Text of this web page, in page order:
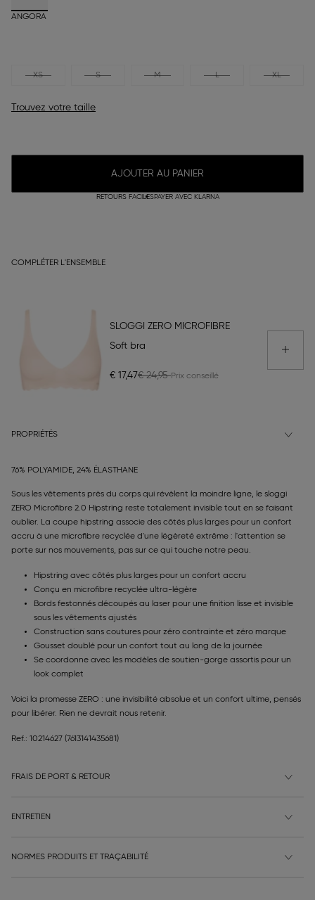
ANGORA
XS S M L XL
Trouvez votre taille
AJOUTER AU PANIER
RETOURS FACILESPAYER AVEC KLARNA
COMPLÉTER L'ENSEMBLE
SLOGGI ZERO MICROFIBRE
Soft bra
€ 17,47€ 24,95
PROPRIÉTÉS
76% POLYAMIDE, 24% ÉLASTHANE
Sous les vêtements près du corps qui révèlent la moindre ligne, le sloggi
ZERO Microfibre 2.0 Hipstring reste totalement invisible tout en se faisant
oublier. La coupe hipstring associe des côtés plus larges pour un confort
accru à une microfibre recyclée d'une légèreté extrême : l'attention se
porte sur nos mouvements, pas sur ce qui touche notre peau.
Hipstring avec côtés plus larges pour un confort accru
Conçu en microfibre recyclée ultra-légère
Bords festonnés découpés au laser pour une finition lisse et invisible
sous les vêtements ajustés
Construction sans coutures pour zéro contrainte et zéro marque
Gousset doublé pour un confort tout au long de la journée
Se coordonne avec les modèles de soutien-gorge assortis pour un
look complet
Voici la promesse ZERO : une invisibilité absolue et un confort ultime, pensés
pour libérer. Rien ne devrait nous retenir.
Ref.: 10214627 (7613141435681)
FRAIS DE PORT & RETOUR
ENTRETIEN
NORMES PRODUITS ET TRAÇABILITÉ